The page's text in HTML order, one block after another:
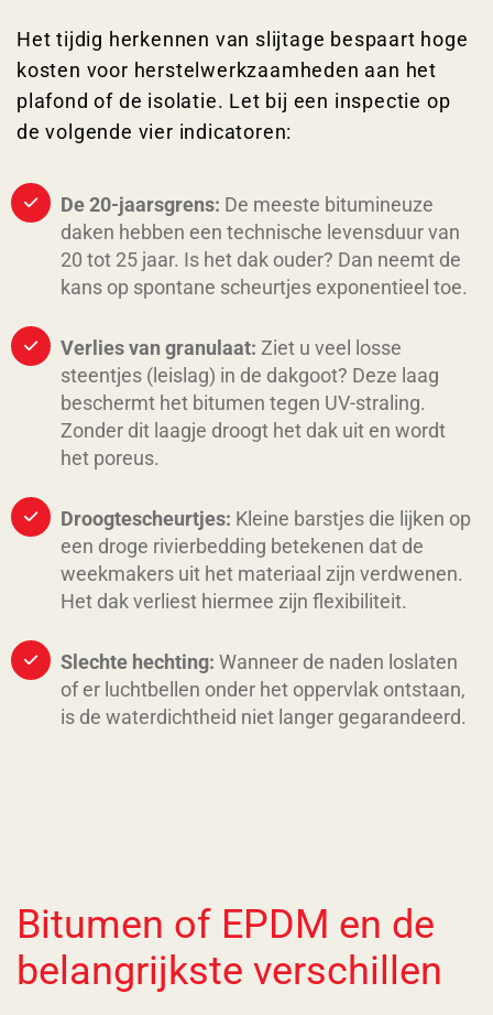
Het tijdig herkennen van slijtage bespaart hoge
kosten voor herstelwerkzaamheden aan het
plafond of de isolatie. Let bij een inspectie op
de volgende vier indicatoren:
De 20-jaarsgrens: De meeste bitumineuze
daken hebben een technische levensduur van
20 tot 25 jaar. Is het dak ouder? Dan neemt de
kans op spontane scheurtjes exponentieel toe.
Verlies van granulaat: Ziet u veel losse
steentjes (leislag) in de dakgoot? Deze laag
beschermt het bitumen tegen UV-straling.
Zonder dit laagje droogt het dak uit en wordt
het poreus.
Droogtescheurtjes: Kleine barstjes die lijken op
een droge rivierbedding betekenen dat de
weekmakers uit het materiaal zijn verdwenen.
Het dak verliest hiermee zijn flexibiliteit.
Slechte hechting: Wanneer de naden loslaten
of er luchtbellen onder het oppervlak ontstaan,
is de waterdichtheid niet langer gegarandeerd.
Bitumen of EPDM en de
belangrijkste verschillen